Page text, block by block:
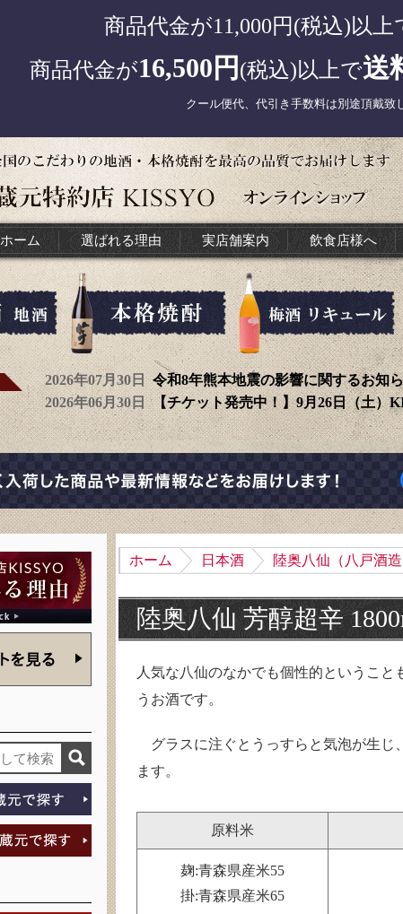
商品代金が11,000円(税込)以上
商品代金が16,500円 (税込)以上で送
クール便代、代引き手数料は別途頂戴致
ホーム 選ばれる理由 実店舗案内 飲食店様へ
2026年07月30日令和8年熊本地震の影響に関するお知
2026年06月30日【チケット発売中！】9月26日（土）
ホーム 日本酒 陸奥八仙（八戸酒造
陸奥八仙 芳醇超辛
人気な八仙のなかでも個性的というこ
うお酒です。
グラスに注ぐとうっすらと気泡が生じ
ます。
原料米
麹:青森県産米55
掛:青森県産米65